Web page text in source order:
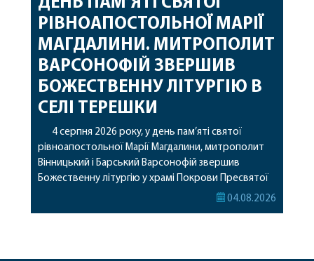
РІВНОАПОСТОЛЬНОЇ МАРІЇ
МАГДАЛИНИ. МИТРОПОЛИТ
ВАРСОНОФІЙ ЗВЕРШИВ
БОЖЕСТВЕННУ ЛІТУРГІЮ В
СЕЛІ ТЕРЕШКИ
4 серпня 2026 року, у день пам’яті святої
рівноапостольної Марії Магдалини, митрополит
Вінницький і Барський Варсонофій звершив
Божественну літургію у храмі Покрови Пресвятої
Богородиці села Терешки Барського благочиння.
04.08.2026